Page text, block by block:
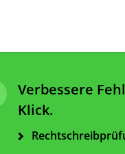
Verbessere
Klick.